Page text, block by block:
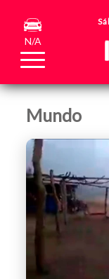
N/A
Mundo